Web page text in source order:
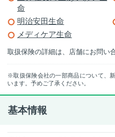
命
明治安田生命
メディケア生命
取扱保険の詳細は、店舗にお問い
※取扱保険会社の一部商品について、
います。予めご了承ください。
基本情報